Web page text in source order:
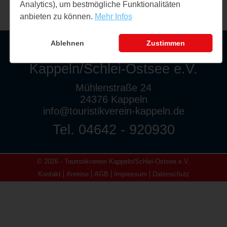
Touristikverein
Kappeln/Schlei-Ostsee e.V.
Mühlenstraße 24
24376 Kappeln
info@touristikverein-kappeln.de
Tel. 04642 - 920930
© 2026 - Touristikverein Kappeln/Schlei-Ostsee e.V.
Kontakt
Anreise AGB Impressum Datenschutz
Analytics), um bestmögliche Funktionalitäten
anbieten zu können. Mehr Infos
Ablehnen Zustimmen